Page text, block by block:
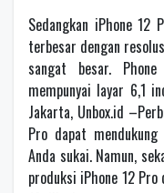
Sedangkan iPhone 12
terbesar dengan
sangat besar.
mempunyai layar 6,1
Jakarta, Unbox.id
Pro dapat
Anda sukai. Namun,
produksi iPhone 12 Pro